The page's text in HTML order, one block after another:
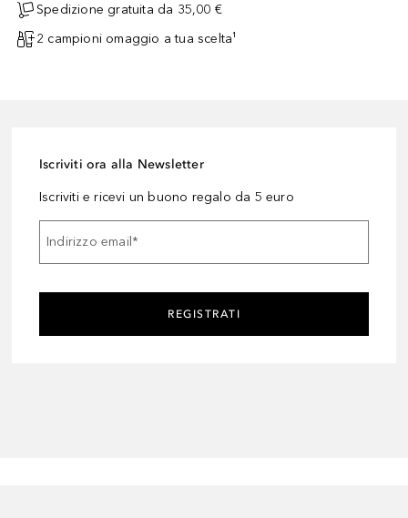
Spedizione gratuita da 35,00 €
2 campioni omaggio a tua scelta¹
Iscriviti ora alla Newsletter
Iscriviti e ricevi un buono regalo da 5 euro
Indirizzo email*
REGISTRATI